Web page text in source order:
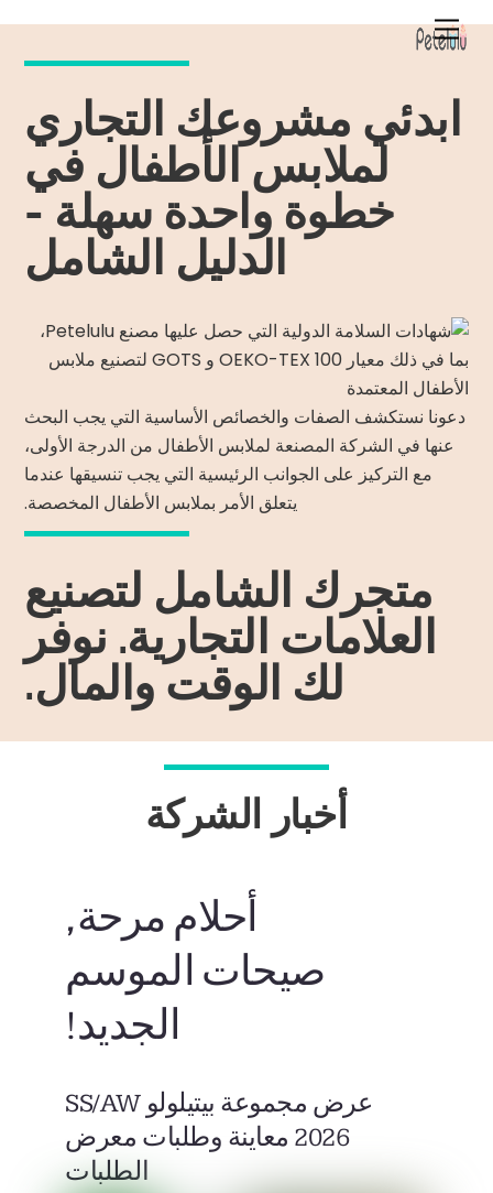
تخطي
قائمة
الطعام
ابدئي مشروعك التجاري
لملابس الأطفال في
خطوة واحدة سهلة -
الدليل الشامل
دعونا نستكشف الصفات والخصائص الأساسية التي يجب البحث
عنها في الشركة المصنعة لملابس الأطفال من الدرجة الأولى،
مع التركيز على الجوانب الرئيسية التي يجب تنسيقها عندما
يتعلق الأمر بملابس الأطفال المخصصة.
متجرك الشامل لتصنيع
العلامات التجارية. نوفر
لك الوقت والمال.
أخبار الشركة
أحلام مرحة,
صيحات الموسم
الجديد!
عرض مجموعة بيتيلولو SS/AW
2026 معاينة وطلبات معرض
الطلبات